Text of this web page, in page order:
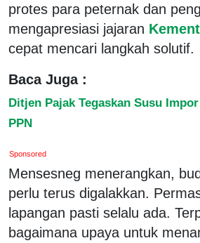
protes para peternak dan
mengapresiasi jajaran
cepat mencari langkah solutif.
Baca Juga :
Ditjen Pajak Tegaskan Susu
PPN
Sponsored
Mensesneg menerangkan,
perlu terus digalakkan.
lapangan pasti selalu ada.
bagaimana upaya untuk